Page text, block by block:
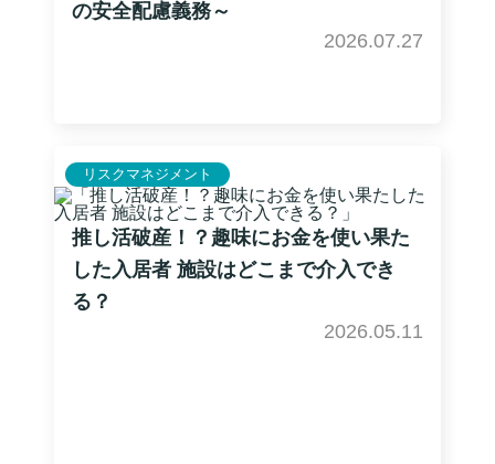
の安全配慮義務～
2026.07.27
リスクマネジメント
推し活破産！？趣味にお金を使い果た
した入居者 施設はどこまで介入でき
る？
2026.05.11